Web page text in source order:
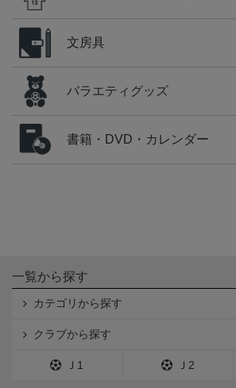
文房具
バラエティグッズ
書籍・DVD・カレンダー
一覧から探す
カテゴリから探す
クラブから探す
Ｊ1 Ｊ2